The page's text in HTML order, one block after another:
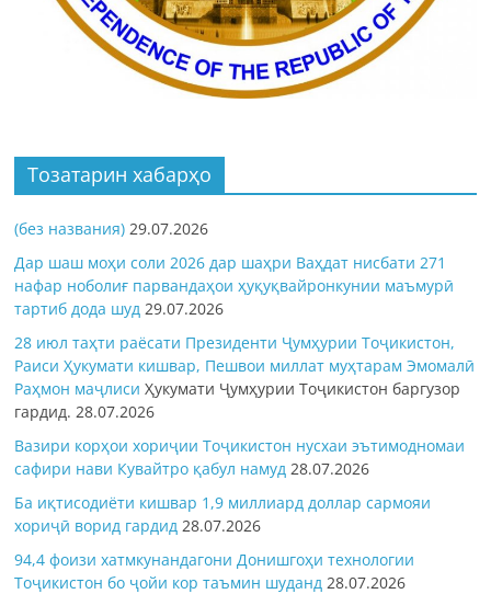
Тозатарин хабарҳо
(без названия) 29.07.2026
Дар шаш моҳи соли 2026 дар шаҳри Ваҳдат нисбати 271
нафар ноболиғ парвандаҳои ҳуқуқвайронкунии маъмурӣ
тартиб дода шуд 29.07.2026
28 июл таҳти раёсати Президенти Ҷумҳурии Тоҷикистон,
Раиси Ҳукумати кишвар, Пешвои миллат муҳтарам Эмомалӣ
Раҳмон маҷлисиҲукумати Ҷумҳурии Тоҷикистон баргузор
гардид. 28.07.2026
Вазири корҳои хориҷии Тоҷикистон нусхаи эътимодномаи
сафири нави Кувайтро қабул намуд 28.07.2026
Ба иқтисодиёти кишвар 1,9 миллиард доллар сармояи
хориҷӣ ворид гардид 28.07.2026
94,4 фоизи хатмкунандагони Донишгоҳи технологии
Тоҷикистон бо ҷойи кор таъмин шуданд 28.07.2026